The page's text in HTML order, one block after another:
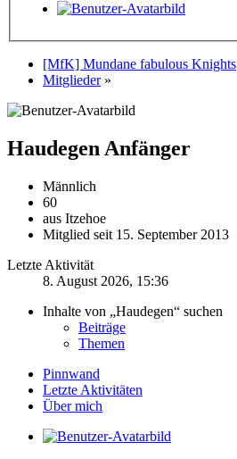
[MfK] Mundane fabulous Knights
Mitglieder »
HaudegenAnfänger
Männlich
60
aus Itzehoe
Mitglied seit 15. September 2013
Letzte Aktivität
8. August 2026, 15:36
Inhalte von „Haudegen“ suchen
Beiträge
Themen
Pinnwand
Letzte Aktivitäten
Über mich